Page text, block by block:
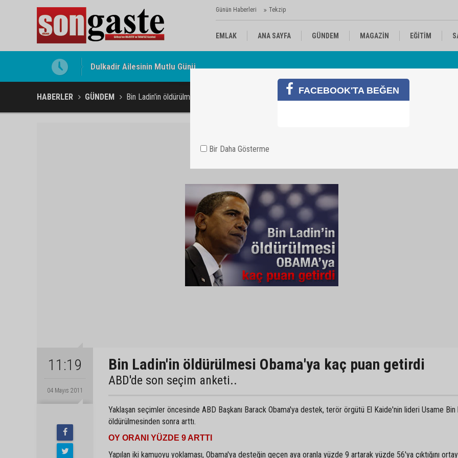
Günün Haberleri Tekzip
EMLAK ANA SAYFA GÜNDEM MAGAZİN EĞİTİM
Gölbaşı Esnafının Sesi Ankara Kalkınma Ajansı'nda
HABERLER GÜNDEM Bin Ladin'in öldürülmesi Obama'ya kaç puan getirdi
11:19
04 Mayıs 2011
Bin Ladin'in öldürülmesi Obama'ya kaç puan getirdi
ABD'de son seçim anketi..
Yaklaşan seçimler öncesinde ABD Başkanı Barack Obama'ya destek, terör örgütü El Kaide'nin lideri Usame Bin
öldürülmesinden sonra arttı.
OY ORANI YÜZDE 9 ARTTI
Yapılan iki kamuoyu yoklaması, Obama'ya desteğin geçen aya oranla yüzde 9 artarak yüzde 56'ya çıktığını
FACEBOOK'TA BEĞEN
Bir Daha Gösterme